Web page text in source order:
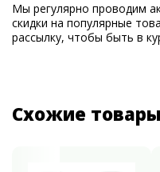
Мы регулярно проводим
скидки на популярные
рассылку, чтобы быть в
Схожие товары